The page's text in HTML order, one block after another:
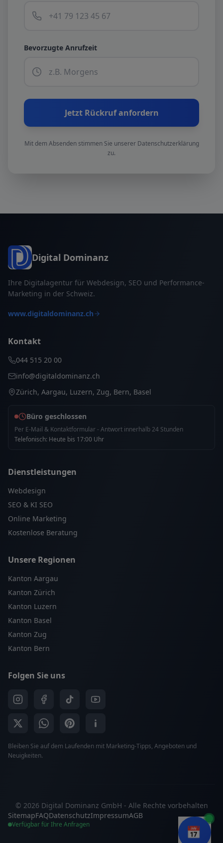
📅
Bevorzugte Anrufzeit
Jetzt Rückruf anfordern
Mit dem Absenden stimmen Sie unserer Datenschutzerklärung
zu.
Digital Dominanz
Ihre Digitalagentur für Webdesign, SEO und Performance-
Marketing in der Schweiz.
www.digitaldominanz.ch
Kontakt
044 515 20 00
info@digitaldominanz.ch
Zürich, Aargau, Luzern, Zug, Bern, Basel
Büro geschlossen
Per E-Mail & Kontaktformular - Antwort innerhalb 24 Stunden
Telefonisch: Heute bis 17:00 Uhr
Dienstleistungen
Webdesign
SEO & KI SEO
Online Marketing
Kostenlose Beratung
Unsere Regionen
Kanton Aargau
Kanton Zürich
Kanton Luzern
Kanton Basel
Kanton Zug
Kanton Bern
Folgen Sie uns
Bleiben Sie auf dem Laufenden mit Marketing-Tipps, Angeboten und
Neuigkeiten.
© 2026 Digital Dominanz GmbH - Alle Rechte vorbehalten
SitemapFAQDatenschutzImpressumAGB
Verfügbar für Ihre Anfragen